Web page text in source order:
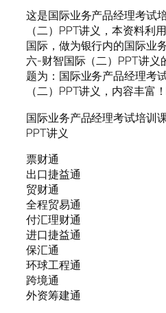
这是国际业务产品经理考试
（二）PPT讲义，本资料利
国际，做为银行内的国际业
六-财智国际（二）PPT讲义
题为：国际业务产品经理考
（二）PPT讲义，内容丰富
国际业务产品经理考试培训
PPT讲义
票财通
出口捷益通
贸财通
全程贸易通
付汇理财通
进口捷益通
保汇通
环球工程通
跨境通
外资筹建通